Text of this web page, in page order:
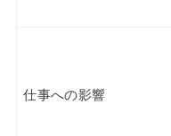
仕事への影響